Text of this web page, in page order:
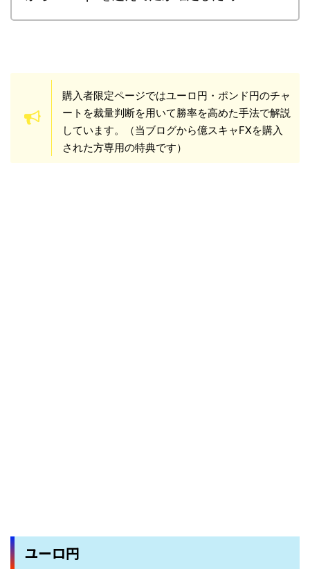
購入者限定ページではユーロ円・ポンド円のチャ
ートを裁量判断を用いて勝率を高めた手法で解説
しています。（当ブログから億スキャFXを購入
された方専用の特典です）
ユーロ円